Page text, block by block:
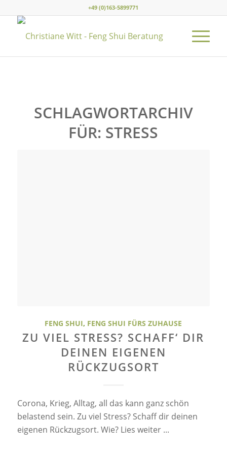
+49 (0)163-5899771
SCHLAGWORTARCHIV
FÜR: STRESS
FENG SHUI, FENG SHUI FÜRS ZUHAUSE
ZU VIEL STRESS? SCHAFF‘ DIR
DEINEN EIGENEN
RÜCKZUGSORT
Corona, Krieg, Alltag, all das kann ganz schön
belastend sein. Zu viel Stress? Schaff dir deinen
eigenen Rückzugsort. Wie? Lies weiter ...